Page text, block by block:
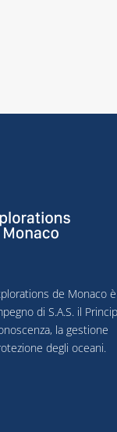
de Monaco
di S.A.S. il
la gestione
degli oceani.